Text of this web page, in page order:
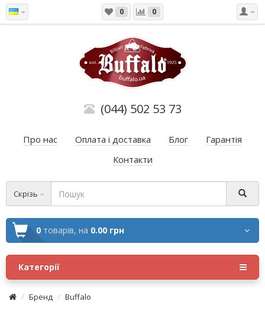
0 0
(044) 502 53 73
Про нас Оплата і доставка Блог
Гарантія
Контакти
Скрізь
0 товарів, на 0.00 грн
Категорії
Бренд Buffalo